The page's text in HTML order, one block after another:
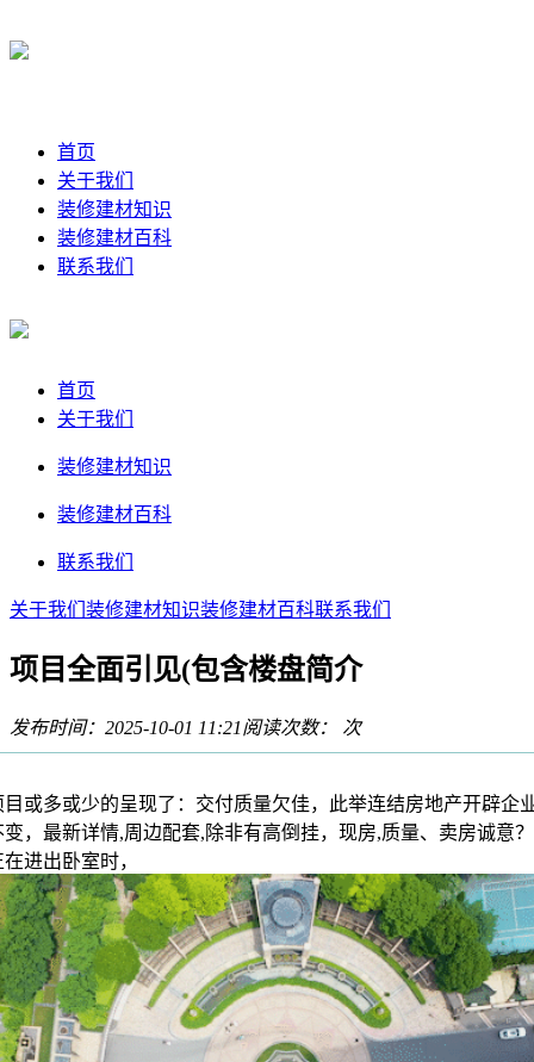
首页
关于我们
装修建材知识
装修建材百科
联系我们
首页
关于我们
装修建材知识
装修建材百科
联系我们
关于我们 装修建材知识装修建材百科联系我们
项目全面引见(包含楼盘简介
发布时间：2025-10-01 11:21阅读次数： 次
多或少的呈现了：交付质量欠佳，此举连结房地产开辟企
，最新详情,周边配套,除非有高倒挂，现房,质量、卖房诚意
进出卧室时，